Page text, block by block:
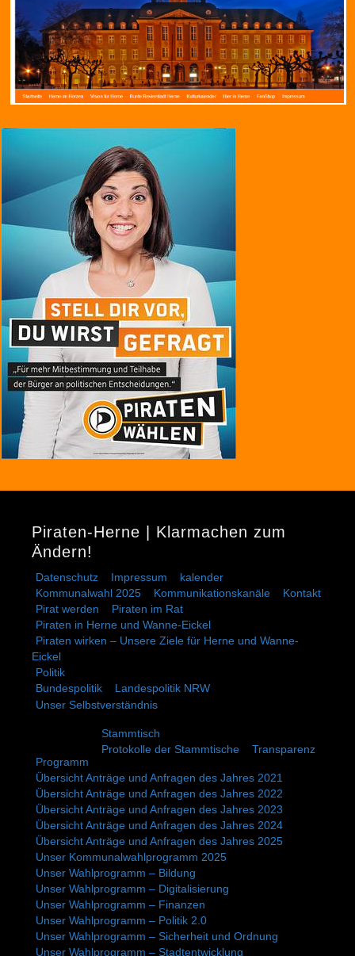
Piraten-Herne | Klarmachen zum
Ändern!
Datenschutz Impressum
kalender
Kommunalwahl 2025
Kommunikationskanäle
Kontakt
Pirat werden
Piraten im Rat
Piraten in Herne und Wanne-Eickel
Piraten wirken – Unsere Ziele für Herne und Wanne-
Eickel
Politik
Bundespolitik
Landespolitik NRW
Unser Selbstverständnis
Programm
Stammtisch
Protokolle der Stammtische
Transparenz
Übersicht Anträge und Anfragen des Jahres 2021
Übersicht Anträge und Anfragen des Jahres 2022
Übersicht Anträge und Anfragen des Jahres 2023
Übersicht Anträge und Anfragen des Jahres 2024
Übersicht Anträge und Anfragen des Jahres 2025
Unser Kommunalwahlprogramm 2025
Unser Wahlprogramm – Bildung
Unser Wahlprogramm – Digitalisierung
Unser Wahlprogramm – Finanzen
Unser Wahlprogramm – Politik 2.0
Unser Wahlprogramm – Sicherheit und Ordnung
Unser Wahlprogramm – Stadtentwicklung